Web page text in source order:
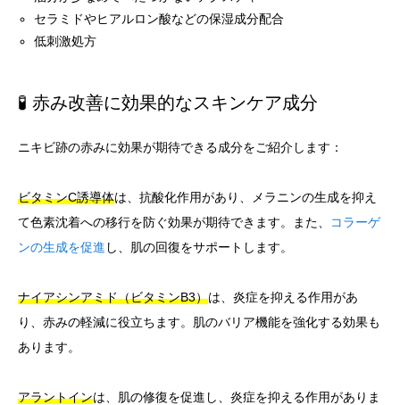
セラミドやヒアルロン酸などの保湿成分配合
低刺激処方
🧪 赤み改善に効果的なスキンケア成分
ニキビ跡の赤みに効果が期待できる成分をご紹介します：
ビタミンC誘導体は、抗酸化作用があり、メラニンの生成を抑え
て色素沈着への移行を防ぐ効果が期待できます。また、
コラーゲ
ンの生成を促進 し、肌の回復をサポートします。
ナイアシンアミド（ビタミンB3）は、炎症を抑える作用があ
り、赤みの軽減に役立ちます。肌のバリア機能を強化する効果も
あります。
アラントインは、肌の修復を促進し、炎症を抑える作用がありま